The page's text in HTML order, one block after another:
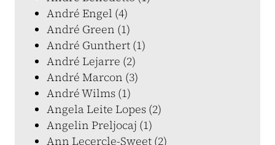
André Engel (4)
André Green (1)
André Gunthert (1)
André Lejarre (2)
André Marcon (3)
André Wilms (1)
Angela Leite Lopes (2)
Angelin Preljocaj (1)
Ann Lecercle-Sweet (2)